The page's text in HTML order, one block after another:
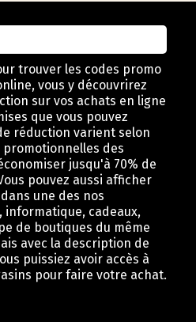
trouver les codes promo
vous y découvrirez
sur vos achats en ligne
que vous pouvez
réduction varient selon
des
jusqu'à 70% de
pouvez aussi afficher
une des nos
informatique, cadeaux,
de boutiques du même
avec la description de
puissiez avoir accès à
pour faire votre achat.